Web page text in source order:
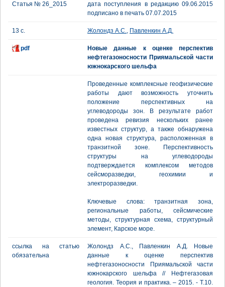
Статья № 26_2015
дата поступления в редакцию 09.06.2015
подписано в печать 07.07.2015
13 с. Жолондз А.С., Павленкин А.Д.
pdf
Новые данные к оценке перспектив
нефтегазоносности Приямальской части
южнокарского шельфа
Проведенные комплексные геофизические
работы дают возможность уточнить
положение перспективных на
углеводороды зон. В результате работ
проведена ревизия нескольких ранее
известных структур, а также обнаружена
одна новая структура, расположенная в
транзитной зоне. Перспективность
структуры на углеводороды
подтверждается комплексом методов
сейсморазведки, геохимии и
электроразведки.
Ключевые слова: транзитная зона,
региональные работы, сейсмические
методы, структурная схема, структурный
элемент, Карское море.
ссылка на статью
обязательна
Жолондз А.С., Павленкин А.Д. Новые
данные к оценке перспектив
нефтегазоносности Приямальской части
южнокарского шельфа // Нефтегазовая
геология. Теория и практика. – 2015. - Т.10.